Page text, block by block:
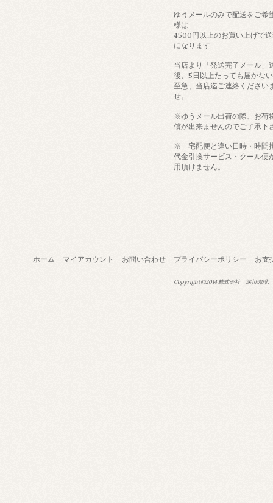
ゆうメールのみで配送をご希
様は
4500円以上のお買い上げで
になります
当店より「発送完了メール」
後、5日以上たっても届かな
至急、当店迄ご連絡ください
せ。
※ゆうメール出荷の際、お荷
償が出来ませんのでご了承下
※ 宅配便と違い日時・時間
代金引換サービス・クール便
用頂けません。
ホーム マイアカウント お問い合わせ プライバシーポリシー お支
Copyright©2014 株式会社 深川珈琲.